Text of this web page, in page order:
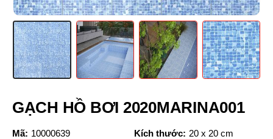
GẠCH HỒ BƠI 2020MARINA001
Mã: 10000639 Kích thước: 20 x 20 cm